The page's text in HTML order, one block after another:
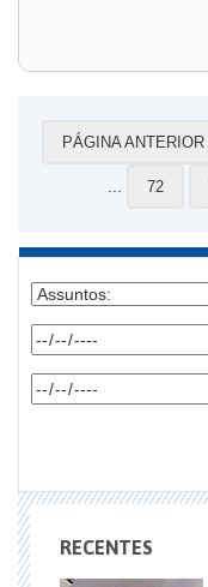
PÁGINA ANTERIOR
72
RECENTES